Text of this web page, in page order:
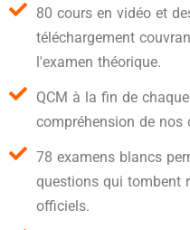
80 cours en vidéo et
téléchargement
l'examen théorique.
QCM à la fin de
compréhension de nos
78 examens blancs
questions qui tombent
officiels.